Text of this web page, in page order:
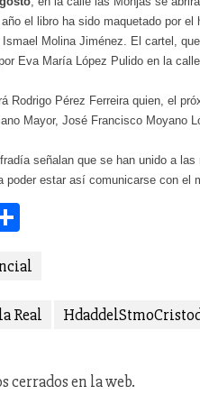
año el libro ha sido maquetado por
Molina Jiménez. El cartel,
Eva María López Pulido en la
Rodrigo Pérez Ferreira quien, el
Mayor, José Francisco
señalan que se han unido a
poder estar así comunicarse con
Real
cerrados en la web.